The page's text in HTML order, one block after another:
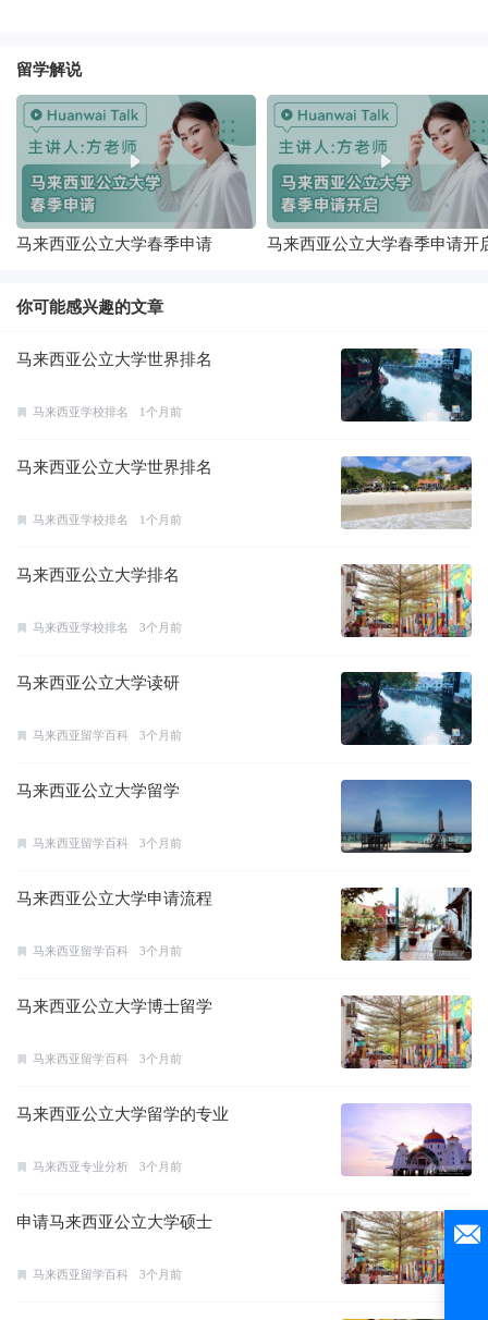
留学解说
马来西亚公立大学春季申请 马来西亚公立大学春季申请开
你可能感兴趣的文章
马来西亚公立大学世界排名
马来西亚学校排名 1个月前
马来西亚公立大学世界排名
马来西亚学校排名 1个月前
马来西亚公立大学排名
马来西亚学校排名 3个月前
马来西亚公立大学读研
马来西亚留学百科 3个月前
马来西亚公立大学留学
马来西亚留学百科 3个月前
马来西亚公立大学申请流程
马来西亚留学百科 3个月前
马来西亚公立大学博士留学
马来西亚留学百科 3个月前
马来西亚公立大学留学的专业
马来西亚专业分析 3个月前
申请马来西亚公立大学硕士
马来西亚留学百科 3个月前